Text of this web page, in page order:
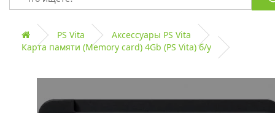
PS Vita
Аксессуары PS Vita
Карта памяти (Memory card) 4Gb (PS Vita) б/у